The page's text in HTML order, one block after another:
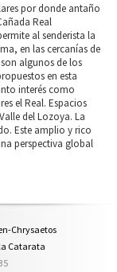
por donde antaño
Real
al senderista la
en las cercanías de
algunos de los
en esta
interés como
el Real. Espacios
del Lozoya. La
Este amplio y rico
perspectiva global
Chrysaetos
Catarata